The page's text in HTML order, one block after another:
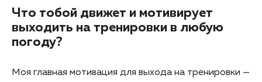
Что тобой движет и мотивирует
выходить на тренировки в любую
погоду?
Моя главная мотивация для выхода на тренировки —